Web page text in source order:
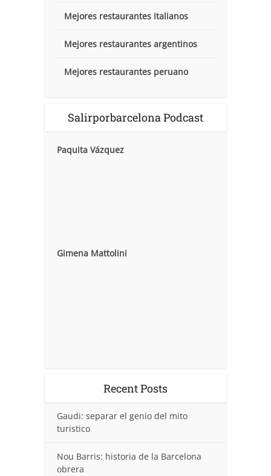
Mejores restaurantes italianos
Mejores restaurantes argentinos
Mejores restaurantes peruano
Salirporbarcelona Podcast
Paquita Vázquez
Gimena Mattolini
Recent Posts
Gaudi: separar el genio del mito
turistico
Nou Barris: historia de la Barcelona
obrera